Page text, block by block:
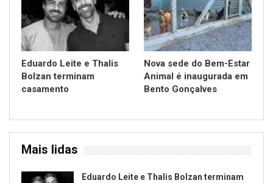
Eduardo Leite e Thalis
Bolzan terminam
casamento
Nova sede do Bem-Estar
Animal é inaugurada em
Bento Gonçalves
Mais lidas
Eduardo Leite e Thalis Bolzan terminam